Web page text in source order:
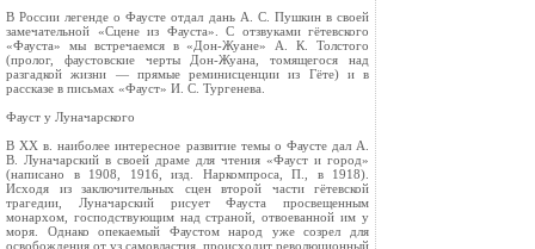
В России легенде о Фаусте отдал дань А. С. Пушкин в своей
замечательной «Сцене из Фауста». С отзвуками гётевского
«Фауста» мы встречаемся в «Дон-Жуане» А. К. Толстого
(пролог, фаустовские черты Дон-Жуана, томящегося над
разгадкой жизни — прямые реминисценции из Гёте) и в
рассказе в письмах «Фауст» И. С. Тургенева.
Фауст у Луначарского
В XX в. наиболее интересное развитие темы о Фаусте дал А.
В. Луначарский в своей драме для чтения «Фауст и город»
(написано в 1908, 1916, изд. Наркомпроса, П., в 1918).
Исходя из заключительных сцен второй части гётевской
трагедии, Луначарский рисует Фауста просвещенным
монархом, господствующим над страной, отвоеванной им у
моря. Однако опекаемый Фаустом народ уже созрел для
освобождения от уз самовластия, происходит революционный